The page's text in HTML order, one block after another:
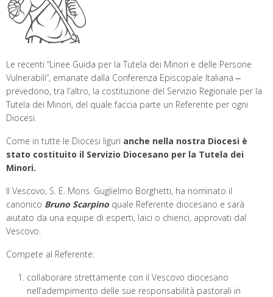
Le recenti “Linee Guida per la Tutela dei Minori e delle Persone
Vulnerabili”, emanate dalla Conferenza Episcopale Italiana ‒
prevedono, tra l’altro, la costituzione del Servizio Regionale per la
Tutela dei Minori, del quale faccia parte un Referente per ogni
Diocesi.
Come in tutte le Diocesi liguri anche nella nostra Diocesi è
stato costituito il Servizio Diocesano per la Tutela dei
Minori.
Il Vescovo, S. E. Mons. Guglielmo Borghetti, ha nominato il
canonico Bruno Scarpino quale Referente diocesano e sarà
aiutato da una equipe di esperti, laici o chierici, approvati dal
Vescovo.
Compete al Referente:
collaborare strettamente con il Vescovo diocesano
nell’adempimento delle sue responsabilità pastorali in